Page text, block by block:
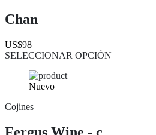
Chan
US$98
SELECCIONAR OPCIÓN
Nuevo
Cojines